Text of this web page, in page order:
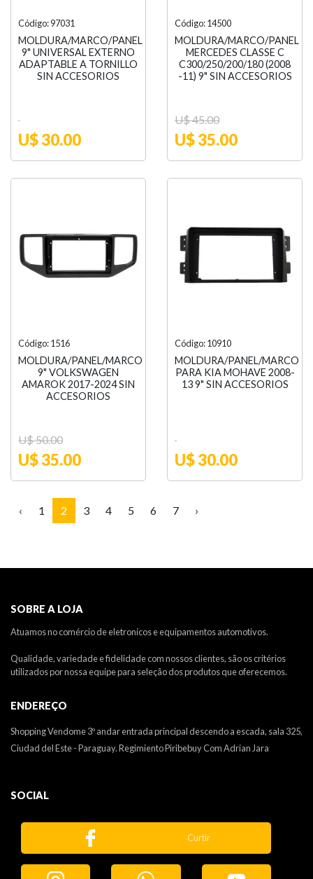
Código: 97031
MOLDURA/MARCO/PANEL
9" UNIVERSAL EXTERNO
ADAPTABLE A TORNILLO
SIN ACCESORIOS
U$ 30.00
Código: 14500
MOLDURA/MARCO/PANEL
MERCEDES CLASSE C
C300/250/200/180 (2008
-11) 9" SIN ACCESORIOS
U$ 45.00
U$ 35.00
Código: 1516
MOLDURA/PANEL/MARCO
9" VOLKSWAGEN
AMAROK 2017-2024 SIN
ACCESORIOS
U$ 50.00
U$ 35.00
Código: 10910
MOLDURA/PANEL/MARCO
PARA KIA MOHAVE 2008-
13 9" SIN ACCESORIOS
U$ 30.00
‹ 1 2 3 4 5 6 7 ›
SOBRE A LOJA
Atuamos no comércio de eletronicos e equipamentos automotivos.
Qualidade, variedade e fidelidade com nossos clientes, são os critérios
utilizados por nossa equipe para seleção dos produtos que oferecemos.
ENDEREÇO
Shopping Vendome 3º andar entrada principal descendo a escada, sala 325,
Ciudad del Este - Paraguay. Regimiento Piribebuy Com Adrian Jara
SOCIAL
Curtir